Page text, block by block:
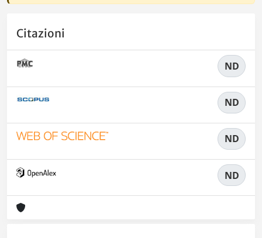
Citazioni
ND
ND
ND
ND